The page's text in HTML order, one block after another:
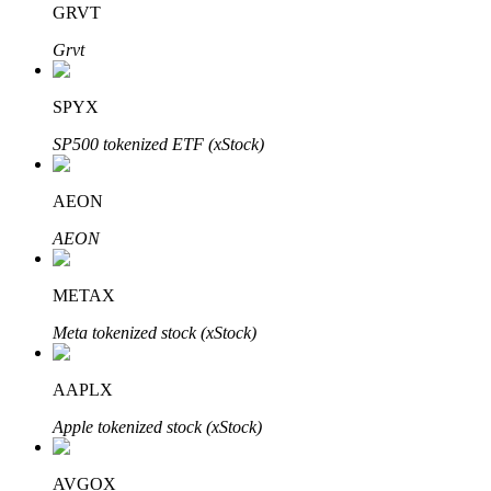
BTR-vergrendelingen
Exclusieve beleggingen voor BTR-houders
Leningen
GRVT
Grvt
SPYX
SP500 tokenized ETF (xStock)
AEON
AEON
METAX
Meta tokenized stock (xStock)
AAPLX
Apple tokenized stock (xStock)
AVGOX